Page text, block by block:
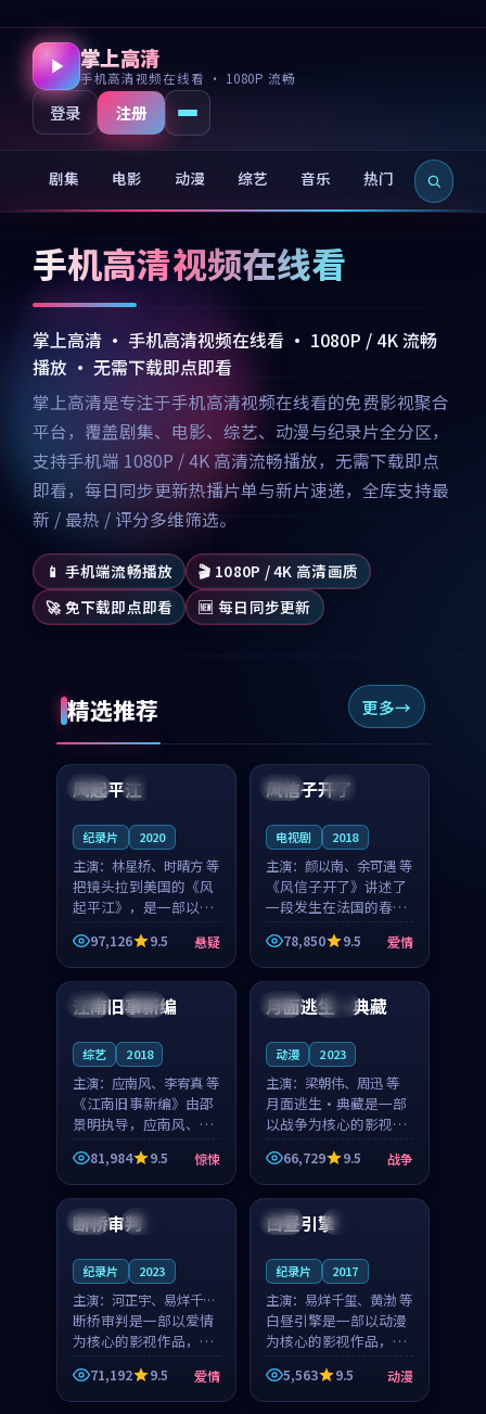
掌上高清
手机高清视频在线看 · 1080P 流畅
登录 注册
剧集 电影 动漫 综艺 音乐 热门 新片
手机高清视频在线看
掌上高清 · 手机高清视频在线看 · 1080P / 4K 流畅
播放 · 无需下载即点即看
掌上高清是专注于手机高清视频在线看的免费影视聚合
平台，覆盖剧集、电影、综艺、动漫与纪录片全分区，
支持手机端 1080P / 4K 高清流畅播放，无需下载即点
即看，每日同步更新热播片单与新片速递，全库支持最
新 / 最热 / 评分多维筛选。
📱 手机端流畅播放
🎬 1080P / 4K 高清画质
🚀 免下载即点即看
🆕 每日同步更新
精选推荐 更多
美国 完结
99:07
风起平江
纪录片 2020
主演： 林星桥、时晴方 等
把镜头拉到美国的《风
起平江》，是一部以时
光记忆为底色的悬疑作
品。林星桥和时晴方贡
献了2020年颇受关注的
合作演出，影片在情感
层次与现实质感之间
97,126 9.5 悬疑
法国 4K
99:21
风信子开了
电视剧 2018
主演： 颜以南、余可遇 等
《风信子开了》讲述了
一段发生在法国的春日
漫步故事。颜以南饰演
的主角与余可遇的角色
因一场意外卷入更深的
纠葛，爱情元素贯穿始
终，节奏稳健而富有张
78,850 9.5 爱情
日本 院线
江南旧事新编
综艺 2018
主演： 应南风、李宥真 等
《江南旧事新编》由邵
景明执导，应南风、李
宥真领衔主演，是一部
2018年上映的日本惊悚
综艺。影片以邻里温情
遇到告别都浸着真实
81,984 9.5 惊悚
日本 杜比
月面逃生·典藏
动漫 2023
主演： 梁朝伟、周迅 等
月面逃生·典藏是一部
以战争为核心的影视作
品，围绕危机、反转与
人物成长展开，整体节
奏紧凑，值得推荐观
看。
66,729 9.5 战争
中国 完结
断桥审判
纪录片 2023
主演： 河正宇、易烊千玺
等
断桥审判是一部以爱情
为核心的影视作品，围
绕危机、反转与人物成
长展开，整体节奏紧
凑，值得推荐观看。
71,192 9.5 爱情
中国 4K
白昼引擎
纪录片 2017
主演： 易烊千玺、黄渤 等
白昼引擎是一部以动漫
为核心的影视作品，围
绕危机、反转与人物成
长展开，整体节奏紧
凑，值得推荐观看。
5,563 9.5 动漫